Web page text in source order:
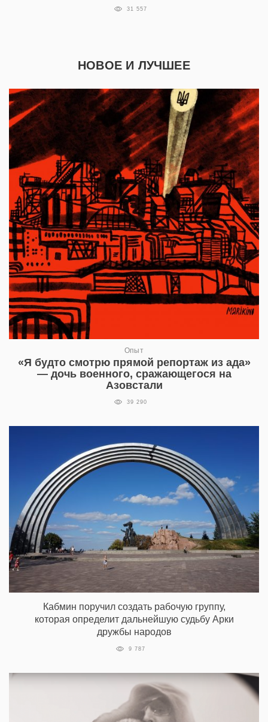
31 557
НОВОЕ И ЛУЧШЕЕ
Опыт
«Я будто смотрю прямой репортаж из ада»
— дочь военного, сражающегося на
Азовстали
39 290
Кабмин поручил создать рабочую группу,
которая определит дальнейшую судьбу Арки
дружбы народов
9 787